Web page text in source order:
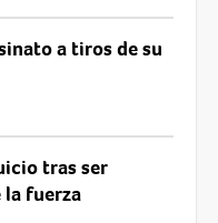
a tiros de su
tras ser
la fuerza